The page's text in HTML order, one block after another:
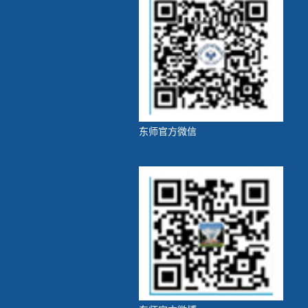
东师官方微信